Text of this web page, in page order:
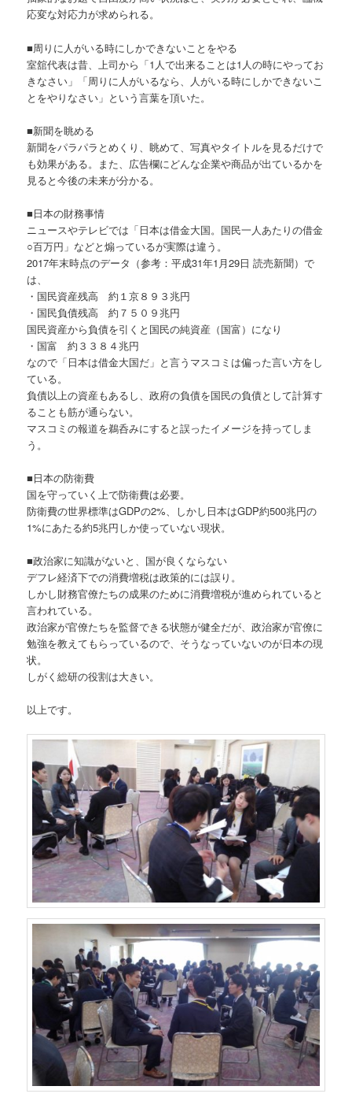
応変な対応力が求められる。
■周りに人がいる時にしかできないことをやる
室舘代表は昔、上司から「1人で出来ることは1人の時にやってお
きなさい」「周りに人がいるなら、人がいる時にしかできないこ
とをやりなさい」という言葉を頂いた。
■新聞を眺める
新聞をパラパラとめくり、眺めて、写真やタイトルを見るだけで
も効果がある。また、広告欄にどんな企業や商品が出ているかを
見ると今後の未来が分かる。
■日本の財務事情
ニュースやテレビでは「日本は借金大国。国民一人あたりの借金
○百万円」などと煽っているが実際は違う。
2017年末時点のデータ（参考：平成31年1月29日 読売新聞）で
は、
・国民資産残高 約１京８９３兆円
・国民負債残高 約７５０９兆円
国民資産から負債を引くと国民の純資産（国富）になり
・国富 約３３８４兆円
なので「日本は借金大国だ」と言うマスコミは偏った言い方をし
ている。
負債以上の資産もあるし、政府の負債を国民の負債として計算す
ることも筋が通らない。
マスコミの報道を鵜呑みにすると誤ったイメージを持ってしま
う。
■日本の防衛費
国を守っていく上で防衛費は必要。
防衛費の世界標準はGDPの2%、しかし日本はGDP約500兆円の
1%にあたる約5兆円しか使っていない現状。
■政治家に知識がないと、国が良くならない
デフレ経済下での消費増税は政策的には誤り。
しかし財務官僚たちの成果のために消費増税が進められていると
言われている。
政治家が官僚たちを監督できる状態が健全だが、政治家が官僚に
勉強を教えてもらっているので、そうなっていないのが日本の現
状。
しがく総研の役割は大きい。
以上です。